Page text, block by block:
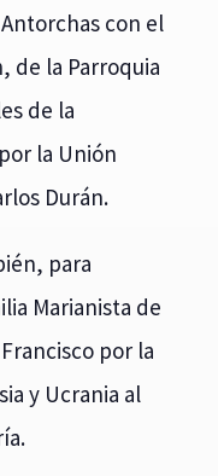
con el
de la Parroquia
de la
la Unión
Durán.
para
Marianista de
por la
y Ucrania al